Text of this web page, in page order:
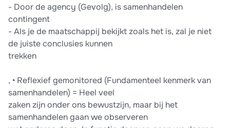
- Door de agency (Gevolg), is samenhandelen
contingent
- Als je de maatschappij bekijkt zoals het is, zal je niet
de juiste conclusies kunnen
trekken
, • Reflexief gemonitored (Fundamenteel kenmerk van
samenhandelen) = Heel veel
zaken zijn onder ons bewustzijn, maar bij het
samenhandelen gaan we observeren